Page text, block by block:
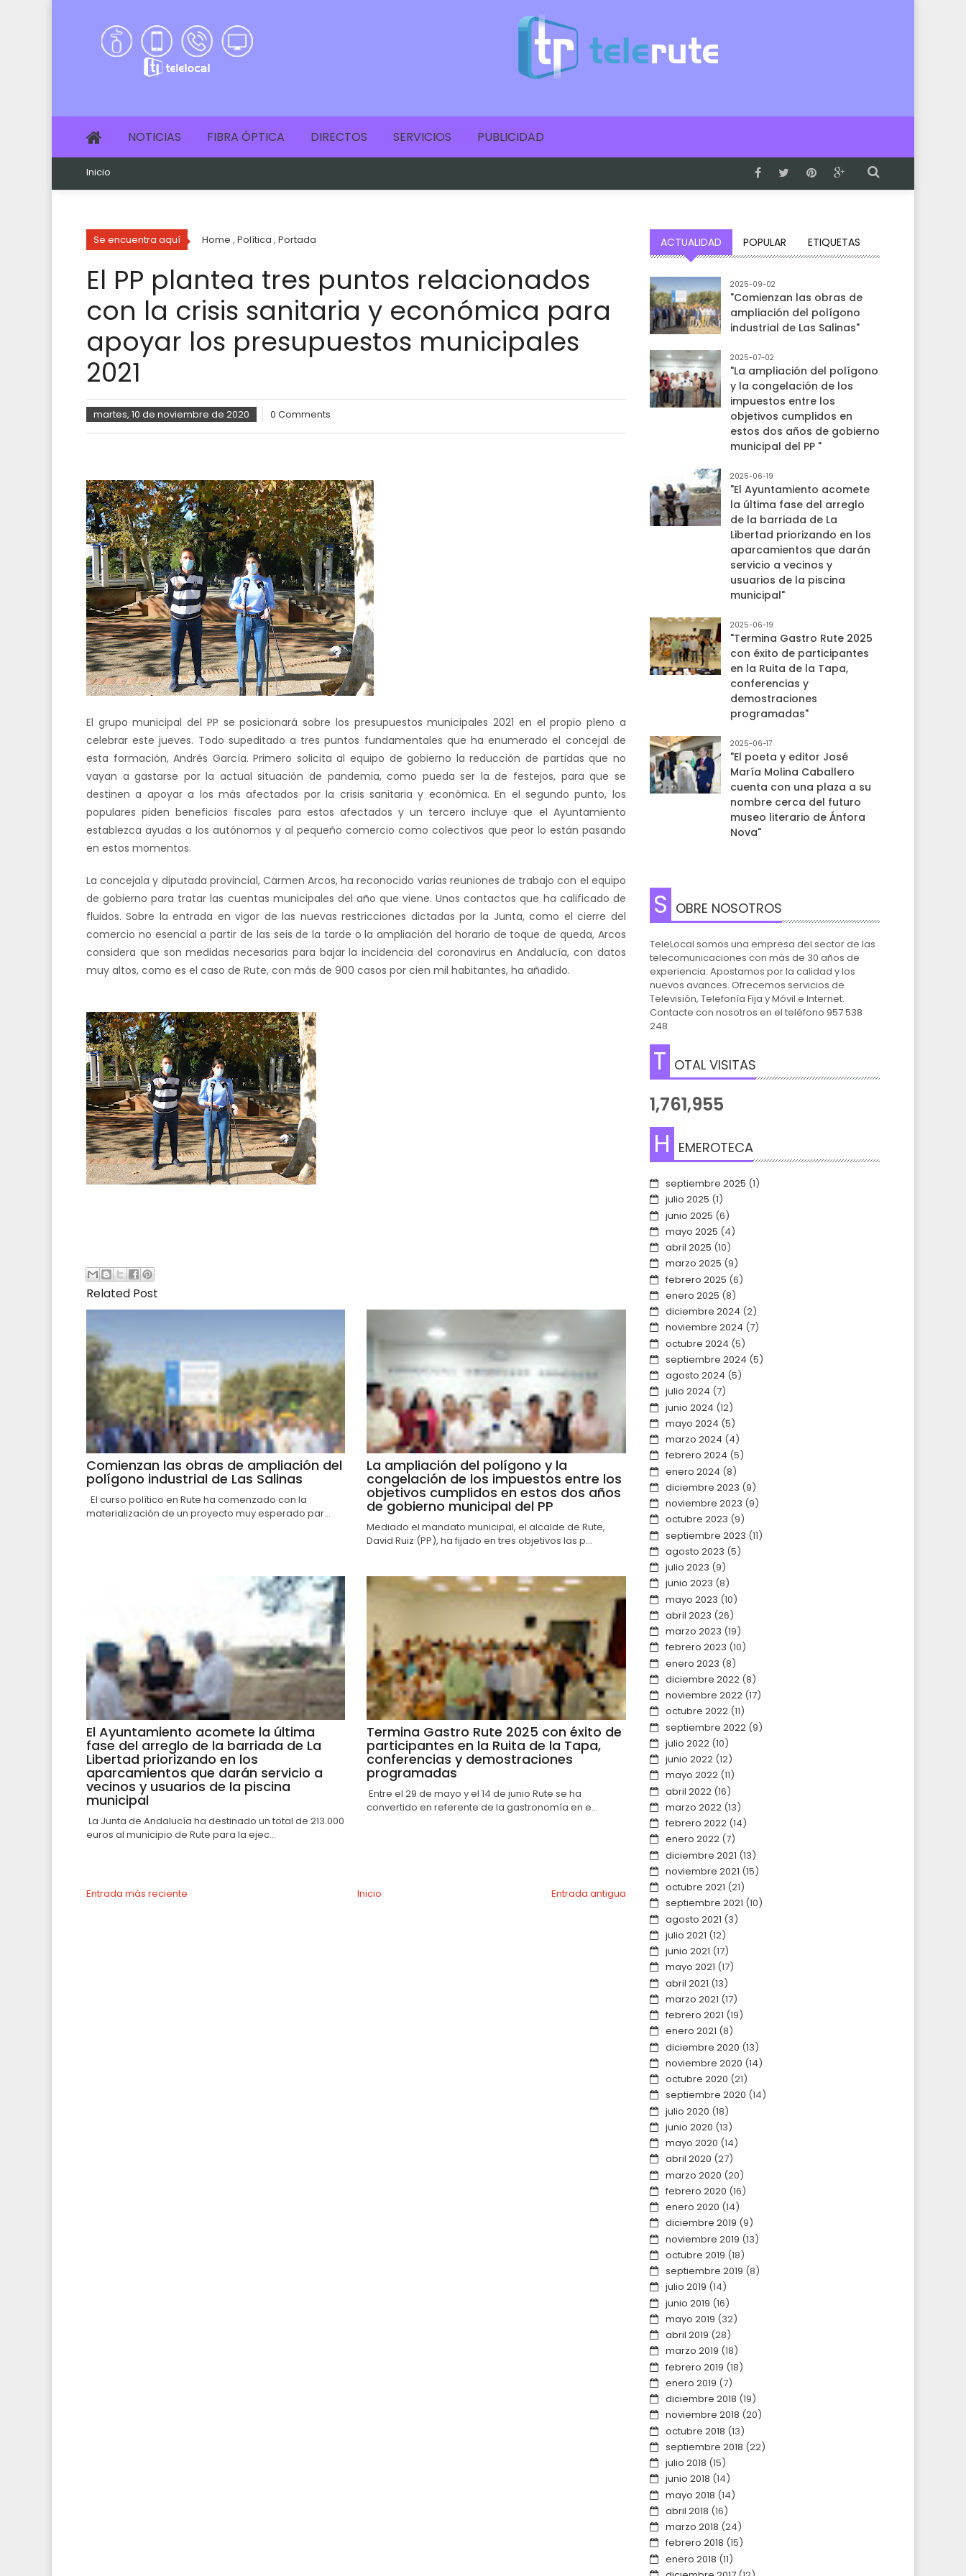
NOTICIAS FIBRA ÓPTICA DIRECTOS SERVICIOS PUBLICIDAD
Inicio
Se encuentra aquí Home , Política , Portada
El PP plantea tres puntos relacionados
con la crisis sanitaria y económica para
apoyar los presupuestos municipales
2021
martes, 10 de noviembre de 2020 0 Comments
El grupo municipal del PP se posicionará sobre los presupuestos municipales 2021 en el propio pleno a
celebrar este jueves. Todo supeditado a tres puntos fundamentales que ha enumerado el concejal de
esta formación, Andrés García. Primero solicita al equipo de gobierno la reducción de partidas que no
vayan a gastarse por la actual situación de pandemia, como pueda ser la de festejos, para que se
destinen a apoyar a los más afectados por la crisis sanitaria y económica. En el segundo punto, los
populares piden beneficios fiscales para estos afectados y un tercero incluye que el Ayuntamiento
establezca ayudas a los autónomos y al pequeño comercio como colectivos que peor lo están pasando
en estos momentos.
La concejala y diputada provincial, Carmen Arcos, ha reconocido varias reuniones de trabajo con el equipo
de gobierno para tratar las cuentas municipales del año que viene. Unos contactos que ha calificado de
fluidos. Sobre la entrada en vigor de las nuevas restricciones dictadas por la Junta, como el cierre del
comercio no esencial a partir de las seis de la tarde o la ampliación del horario de toque de queda, Arcos
considera que son medidas necesarias para bajar la incidencia del coronavirus en Andalucía, con datos
muy altos, como es el caso de Rute, con más de 900 casos por cien mil habitantes, ha añadido.
Related Post
Comienzan las obras de ampliación del
polígono industrial de Las Salinas
El curso político en Rute ha comenzado con la
materialización de un proyecto muy esperado par...
La ampliación del polígono y la
congelación de los impuestos entre los
objetivos cumplidos en estos dos años
de gobierno municipal del PP
Mediado el mandato municipal, el alcalde de Rute,
David Ruiz (PP), ha fijado en tres objetivos las p...
El Ayuntamiento acomete la última
fase del arreglo de la barriada de La
Libertad priorizando en los
aparcamientos que darán servicio a
vecinos y usuarios de la piscina
municipal
La Junta de Andalucía ha destinado un total de 213.000
euros al municipio de Rute para la ejec...
Termina Gastro Rute 2025 con éxito de
participantes en la Ruita de la Tapa,
conferencias y demostraciones
programadas
Entre el 29 de mayo y el 14 de junio Rute se ha
convertido en referente de la gastronomía en e...
Entrada más reciente Entrada antigua
Inicio
ACTUALIDAD POPULAR ETIQUETAS
2025-09-02
"Comienzan las obras de
ampliación del polígono
industrial de Las Salinas"
2025-07-02
"La ampliación del polígono
y la congelación de los
impuestos entre los
objetivos cumplidos en
estos dos años de gobierno
municipal del PP "
2025-06-19
"El Ayuntamiento acomete
la última fase del arreglo
de la barriada de La
Libertad priorizando en los
aparcamientos que darán
servicio a vecinos y
usuarios de la piscina
municipal"
2025-06-19
"Termina Gastro Rute 2025
con éxito de participantes
en la Ruita de la Tapa,
conferencias y
demostraciones
programadas"
2025-06-17
"El poeta y editor José
María Molina Caballero
cuenta con una plaza a su
nombre cerca del futuro
museo literario de Ánfora
Nova"
S OBRE NOSOTROS
TeleLocal somos una empresa del sector de las
telecomunicaciones con más de 30 años de
experiencia. Apostamos por la calidad y los
nuevos avances. Ofrecemos servicios de
Televisión, Telefonía Fija y Móvil e Internet.
Contacte con nosotros en el teléfono 957 538
248.
T OTAL VISITAS
1,761,955
H EMEROTECA
septiembre 2025 (1)
julio 2025 (1)
junio 2025 (6)
mayo 2025 (4)
abril 2025 (10)
marzo 2025 (9)
febrero 2025 (6)
enero 2025 (8)
diciembre 2024 (2)
noviembre 2024 (7)
octubre 2024 (5)
septiembre 2024 (5)
agosto 2024 (5)
julio 2024 (7)
junio 2024 (12)
mayo 2024 (5)
marzo 2024 (4)
febrero 2024 (5)
enero 2024 (8)
diciembre 2023 (9)
noviembre 2023 (9)
octubre 2023 (9)
septiembre 2023 (11)
agosto 2023 (5)
julio 2023 (9)
junio 2023 (8)
mayo 2023 (10)
abril 2023 (26)
marzo 2023 (19)
febrero 2023 (10)
enero 2023 (8)
diciembre 2022(8)
noviembre 2022(17)
octubre 2022(11)
septiembre 2022(9)
julio 2022(10)
junio 2022(12)
mayo 2022(11)
abril 2022(16)
marzo 2022(13)
febrero 2022(14)
enero 2022(7)
diciembre 2021 (13)
noviembre 2021 (15)
octubre 2021 (21)
septiembre 2021 (10)
agosto 2021 (3)
julio 2021 (12)
junio 2021 (17)
mayo 2021 (17)
abril 2021 (13)
marzo 2021 (17)
febrero 2021 (19)
enero 2021 (8)
diciembre 2020 (13)
noviembre 2020 (14)
octubre 2020 (21)
septiembre 2020 (14)
julio 2020 (18)
junio 2020 (13)
mayo 2020 (14)
abril 2020 (27)
marzo 2020 (20)
febrero 2020 (16)
enero 2020 (14)
diciembre 2019 (9)
noviembre 2019 (13)
octubre 2019 (18)
septiembre 2019 (8)
julio 2019 (14)
junio 2019 (16)
mayo 2019 (32)
abril 2019 (28)
marzo 2019 (18)
febrero 2019 (18)
enero 2019 (7)
diciembre 2018 (19)
noviembre 2018 (20)
octubre 2018 (13)
septiembre 2018 (22)
julio 2018 (15)
junio 2018 (14)
mayo 2018 (14)
abril 2018 (16)
marzo 2018 (24)
febrero 2018 (15)
enero 2018 (11)